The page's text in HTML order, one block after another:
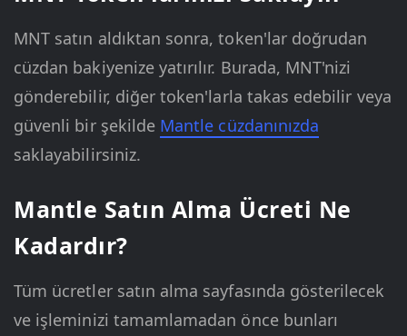
MNT satın aldıktan sonra, token'lar doğrudan
cüzdan bakiyenize yatırılır. Burada, MNT'nizi
gönderebilir, diğer token'larla takas edebilir veya
güvenli bir şekilde Mantle cüzdanınızda
saklayabilirsiniz.
Mantle Satın Alma Ücreti Ne
Kadardır?
Tüm ücretler satın alma sayfasında gösterilecek
ve işleminizi tamamlamadan önce bunları